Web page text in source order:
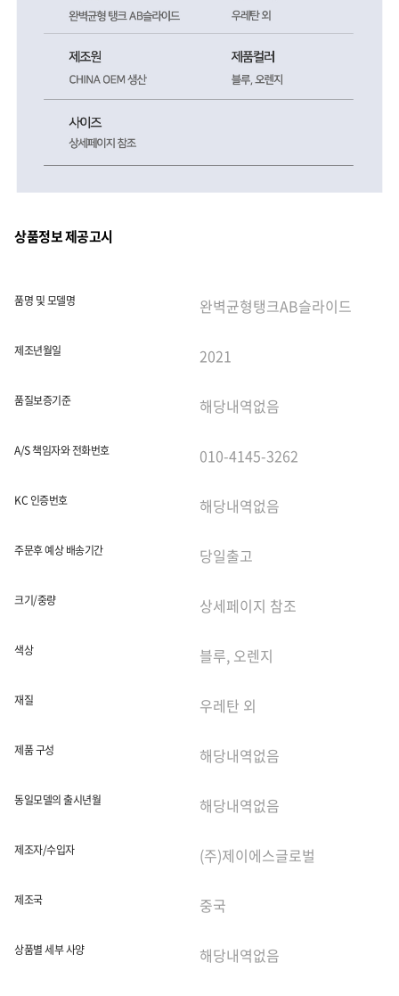
상품정보 제공고시
품명 및 모델명
제조년월일
품질보증기준
A/S 책임자와 전화번호
KC 인증번호
주문후 예상 배송기간
크기/중량
색상
재질
제품 구성
동일모델의 출시년월
제조자/수입자
제조국
상품별 세부 사양